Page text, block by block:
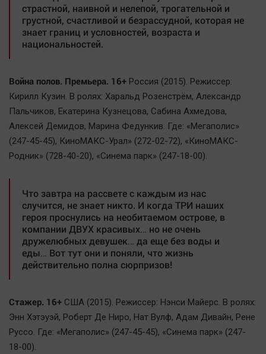
страстной, наивной и нелепой, трогательной и
грустной, счастливой и безрассудной, которая не
знает границ и условностей, возраста и
национальностей.
Война полов. Премьера. 16+ Россия (2015). Режиссер:
Кирилл Кузин. В ролях: Харальд Розенстрём, Александр
Пальчиков, Екатерина Кузнецова, Сабина Ахмедова,
Алексей Демидов, Марина Федункив. Где: «Мегаполис»
(247-45-45), КиноМАКС-Урал» (272-02-72), «КиноМАКС-
Родник» (728-40-20), «Синема парк» (247-18-00).
Что завтра на рассвете с каждым из нас
случится, не знает никто. И когда ТРИ наших
героя проснулись на необитаемом острове, в
компании ДВУХ красивых… но не очень
дружелюбных девушек… да еще без воды и
еды… Вот тут они и поняли, что жизнь
действительно полна сюрпризов!
Стажер. 16+ США (2015). Режиссер: Нэнси Майерс. В ролях:
Энн Хэтэуэй, Роберт Де Ниро, Нат Вулф, Адам Дивайн, Рене
Руссо. Где: «Мегаполис» (247-45-45), «Синема парк» (247-
18-00).